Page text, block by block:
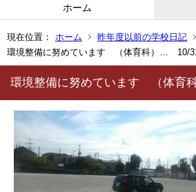
ホーム
現在位置： ホーム 昨年度以前の学校日記
環境整備に努めています （体育科）… 10/
環境整備に努めています （体